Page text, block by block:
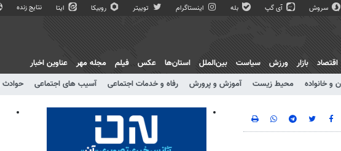
سروش آی گپ بله اینستاگرام توییتر روبیکا ایتا نتایج زنده
و خانواده محیط زیست آموزش و پرورش رفاه و خدمات اجتماعی آسیب های اجتماعی حوادث
اقتصاد بازار ورزش سیاست بین‌الملل استان‌ها عکس فیلم مجله مهر عناوین اخبار